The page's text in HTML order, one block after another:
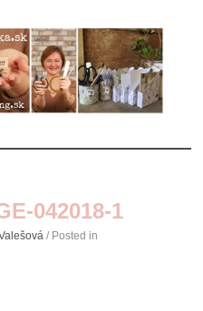
042018-1
/ Posted in